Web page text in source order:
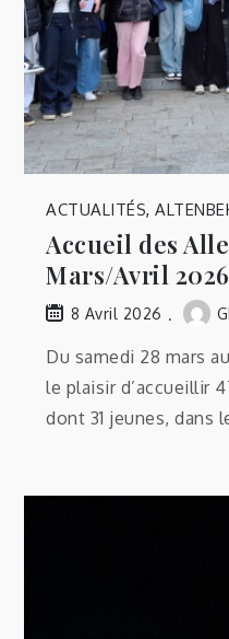
ACTUALITÉS,
Accueil des
Mars/Avril 2026
8 Avril 2026
Du samedi 28 mars
le plaisir d’accueillir
dont 31 jeunes, dans